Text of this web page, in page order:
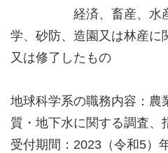
経済、畜産、水産、
学、砂防、造園又は林産に
又は修了したもの
地球科学系の職務内容：農
質・地下水に関する調査、
受付期間：2023（令和5）